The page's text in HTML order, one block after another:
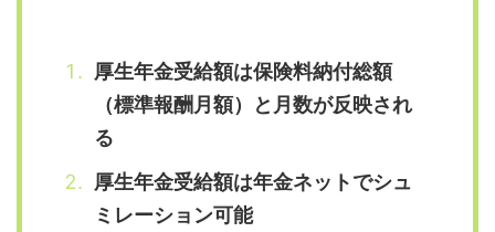
厚生年金受給額は保険料納付総額
（標準報酬月額）と月数が反映され
る
厚生年金受給額は年金ネットでシュ
ミレーション可能